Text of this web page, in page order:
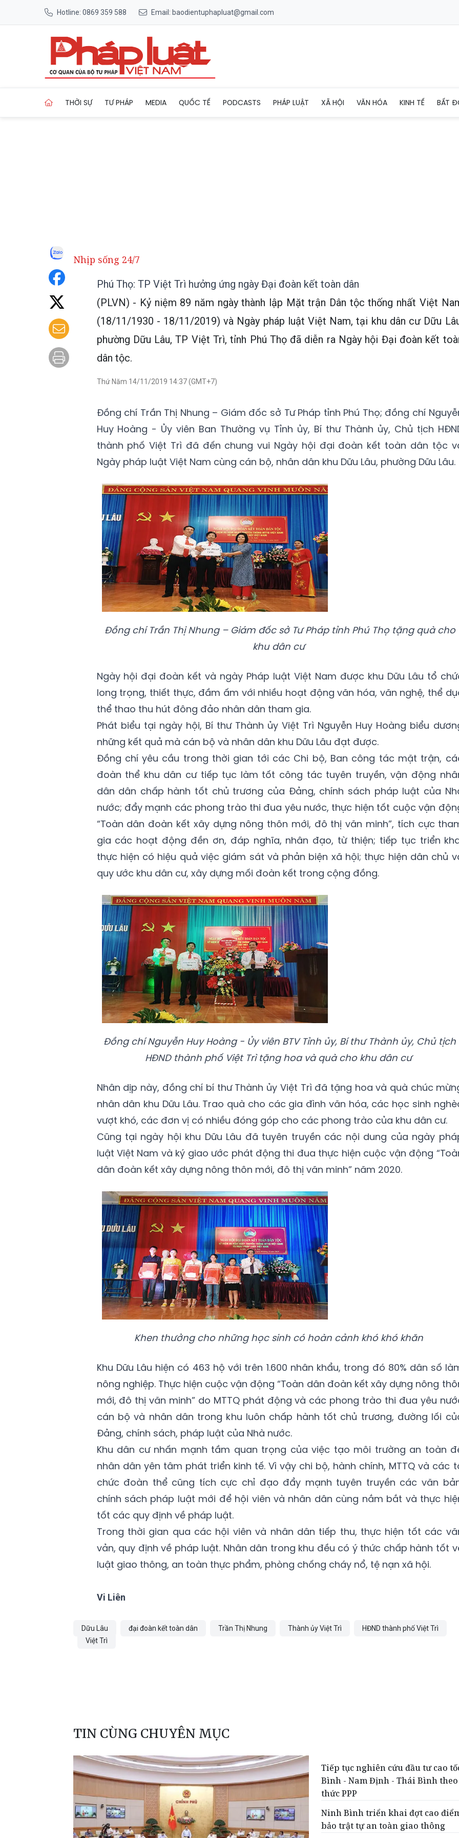
Hotline: 0869 359 588 Email: baodientuphapluat@gmail.com
THỜI SỰ TƯ PHÁP MEDIA QUỐC TẾ PODCASTS PHÁP LUẬT XÃ HỘI VĂN HÓA KINH TẾ BẤT
Nhịp sống 24/7
Phú Thọ: TP Việt Trì hưởng ứng ngày Đại đoàn kết toàn dân
(PLVN) - Kỷ niệm 89 năm ngày thành lập Mặt trận Dân tộc thống nhất Việt
(18/11/1930 - 18/11/2019) và Ngày pháp luật Việt Nam, tại khu dân cư Dữu
phường Dữu Lâu, TP Việt Trì, tỉnh Phú Thọ đã diễn ra Ngày hội Đại đoàn kết
dân tộc.
Thứ Năm 14/11/2019 14:37 (GMT+7)
Đồng chí Trần Thị Nhung – Giám đốc sở Tư Pháp tỉnh Phú Thọ; đồng chí
Huy Hoàng - Ủy viên Ban Thường vụ Tỉnh ủy, Bí thư Thành ủy, Chủ tịch
thành phố Việt Trì đã đến chung vui Ngày hội đại đoàn kết toàn dân tộc
Ngày pháp luật Việt Nam cùng cán bộ, nhân dân khu Dữu Lâu, phường Dữu Lâu.
Đồng chí Trần Thị Nhung – Giám đốc sở Tư Pháp tỉnh Phú Thọ tặng quà cho
khu dân cư
Ngày hội đại đoàn kết và ngày Pháp luật Việt Nam được khu Dữu Lâu tổ
long trọng, thiết thực, đầm ấm với nhiều hoạt động văn hóa, văn nghệ, thể
thể thao thu hút đông đảo nhân dân tham gia.
Phát biểu tại ngày hội, Bí thư Thành ủy Việt Trì Nguyễn Huy Hoàng biểu
những kết quả mà cán bộ và nhân dân khu Dữu Lâu đạt được.
Đồng chí yêu cầu trong thời gian tới các Chi bộ, Ban công tác mặt trận,
đoàn thể khu dân cư tiếp tục làm tốt công tác tuyên truyền, vận động
dân dân chấp hành tốt chủ trương của Đảng, chính sách pháp luật của
nước; đẩy mạnh các phong trào thi đua yêu nước, thực hiện tốt cuộc vận
“Toàn dân đoàn kết xây dựng nông thôn mới, đô thị văn minh”, tích cực
gia các hoạt động đền ơn, đáp nghĩa, nhân đạo, từ thiện; tiếp tục triển
thực hiện có hiệu quả việc giám sát và phản biện xã hội; thực hiện dân chủ
quy ước khu dân cư, xây dựng mối đoàn kết trong cộng đồng.
Đồng chí Nguyễn Huy Hoàng - Ủy viên BTV Tỉnh ủy, Bí thư Thành ủy, Chủ tịch
HĐND thành phố Việt Trì tặng hoa và quà cho khu dân cư
Nhân dịp này, đồng chí bí thư Thành ủy Việt Trì đã tặng hoa và quà chúc
nhân dân khu Dữu Lâu. Trao quà cho các gia đình văn hóa, các học sinh
vượt khó, các đơn vị có nhiều đóng góp cho các phong trào của khu dân cư.
Cũng tại ngày hội khu Dữu Lâu đã tuyên truyền các nội dung của ngày
luật Việt Nam và ký giao ước phát động thi đua thực hiện cuộc vận động
dân đoàn kết xây dựng nông thôn mới, đô thị văn minh” năm 2020.
Khen thưởng cho những học sinh có hoàn cảnh khó khó khăn
Khu Dữu Lâu hiện có 463 hộ với trên 1.600 nhân khẩu, trong đó 80% dân số
nông nghiệp. Thực hiện cuộc vận động “Toàn dân đoàn kết xây dựng nông
mới, đô thị văn minh” do MTTQ phát động và các phong trào thi đua yêu
cán bộ và nhân dân trong khu luôn chấp hành tốt chủ trương, đường lối
Đảng, chính sách, pháp luật của Nhà nước.
Khu dân cư nhấn mạnh tầm quan trọng của việc tạo môi trường an toàn
nhân dân yên tâm phát triển kinh tế. Vì vậy chi bộ, hành chính, MTTQ và các
chức đoàn thể cũng tích cực chỉ đạo đẩy mạnh tuyên truyền các văn
chính sách pháp luật mới để hội viên và nhân dân cùng nắm bắt và thực
tốt các quy định về pháp luật.
Trong thời gian qua các hội viên và nhân dân tiếp thu, thực hiện tốt các
vản, quy định về pháp luật. Nhân dân trong khu đều có ý thức chấp hành tốt
luật giao thông, an toàn thực phẩm, phòng chống cháy nổ, tệ nạn xã hội.
Vi Liên
Dữu Lâu đại đoàn kết toàn dân Trần Thị Nhung Thành ủy Việt Trì
HĐND thành phố Việt Trì
Việt Trì
TIN CÙNG CHUYÊN MỤC
Tiếp tục nghiên cứu đầu tư cao
Bình - Nam Định - Thái Bình
thức PPP
Ninh Bình triển khai đợt cao
bảo trật tự an toàn giao thông